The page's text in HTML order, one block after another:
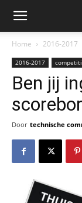
Home 2016-2017
2016-2017
Ben jij
Door technische